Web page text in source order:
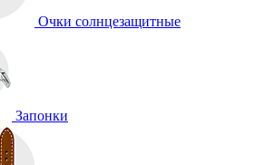
Очки солнцезащитные
Запонки